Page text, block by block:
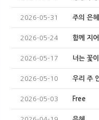
2026-05-31 주의 은
2026-05-24 함께 지
2026-05-17 너는 꽃
2026-05-10 우리 주
2026-05-03 Free